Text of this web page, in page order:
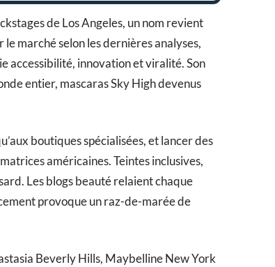
de Los Angeles, un nom revient
marché selon les dernières analyses,
accessibilité, innovation et viralité. Son
entier, mascaras Sky High devenus
boutiques spécialisées, et lancer des
américaines. Teintes inclusives,
Les blogs beauté relaient chaque
provoque un raz-de-marée de
Beverly Hills, Maybelline New York